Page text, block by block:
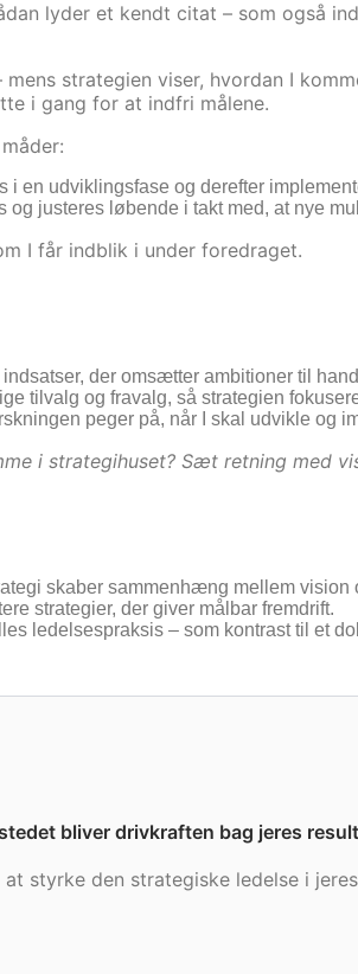
lyder et kendt citat – som også
strategien viser, hvordan I
i gang for at indfri målene.
i en udviklingsfase og derefter
og justeres løbende i takt med, at nye
I får indblik i under foredraget.
der omsætter ambitioner til
tilvalg og fravalg, så strategien
peger på, når I skal udvikle og
i strategihuset? Sæt retning med
skaber sammenhæng mellem
strategier, der giver målbar fremdrift.
ledelsespraksis – som kontrast til et
bliver drivkraften bag jeres
styrke den strategiske ledelse i